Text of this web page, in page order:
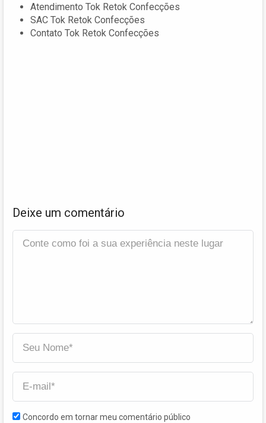
Atendimento Tok Retok Confecções
SAC Tok Retok Confecções
Contato Tok Retok Confecções
Deixe um comentário
Concordo em tornar meu comentário público